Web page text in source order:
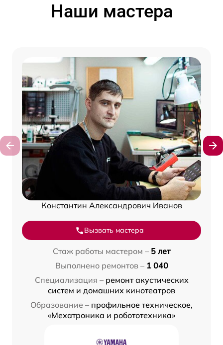
Наши мастера
Константин Александрович Иванов
Вызвать мастера
Стаж работы мастером – 5 лет
Выполнено ремонтов – 1 040
Специализация – ремонт акустических
систем и домашних кинотеатров
Образование – профильное техническое,
«Мехатроника и робототехника»